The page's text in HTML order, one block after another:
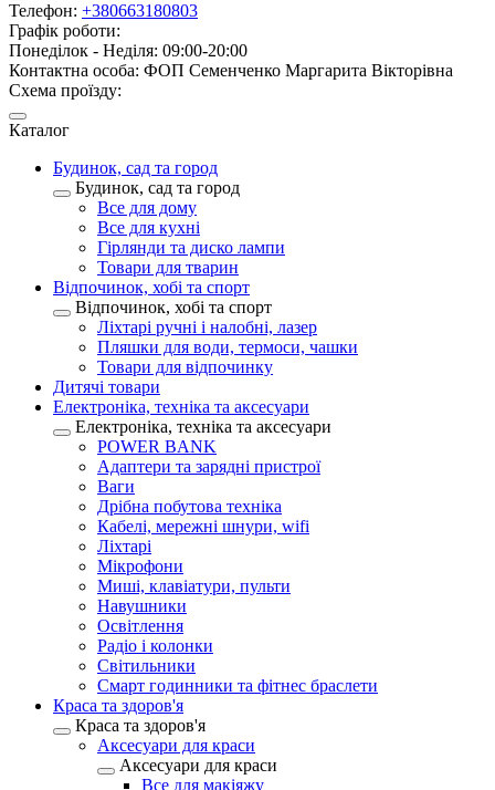
Телефон: +380663180803
Графік роботи:
Понеділок - Неділя: 09:00-20:00
Контактна особа: ФОП Семенченко Маргарита Вікторівна
Схема проїзду:
Каталог
Будинок, сад та город
Будинок, сад та город
Все для дому
Все для кухні
Гірлянди та диско лампи
Товари для тварин
Відпочинок, хобі та спорт
Відпочинок, хобі та спорт
Ліхтарі ручні і налобні, лазер
Пляшки для води, термоси, чашки
Товари для відпочинку
Дитячі товари
Електроніка, техніка та аксесуари
Електроніка, техніка та аксесуари
POWER BANK
Адаптери та зарядні пристрої
Ваги
Дрібна побутова техніка
Кабелі, мережні шнури, wifi
Ліхтарі
Мікрофони
Миші, клавіатури, пульти
Навушники
Освітлення
Радіо і колонки
Світильники
Смарт годинники та фітнес браслети
Краса та здоров'я
Краса та здоров'я
Аксесуари для краси
Аксесуари для краси
Все для макіяжу